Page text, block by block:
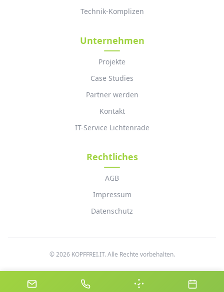
Technik-Komplizen
Unternehmen
Projekte
Case Studies
Partner werden
Kontakt
IT-Service Lichtenrade
Rechtliches
AGB
Impressum
Datenschutz
© 2026 KOPFFREI.IT. Alle Rechte vorbehalten.